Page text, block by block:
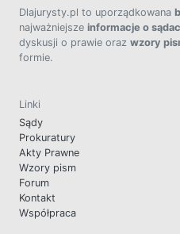
Dlajurysty.pl to uporządkowana
najważniejsze informacje o
dyskusji o prawie oraz wzory
formie.
Linki
Sądy
Prokuratury
Akty Prawne
Wzory pism
Forum
Kontakt
Współpraca